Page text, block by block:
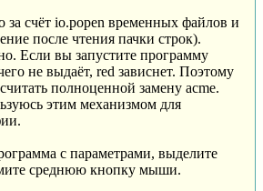
за счёт io.popen временных файлов и
после чтения пачки строк).
Если вы запустите программу
не выдаёт, red зависнет. Поэтому
полноценной замену acme.
этим механизмом для
с параметрами, выделите
среднюю кнопку мыши.